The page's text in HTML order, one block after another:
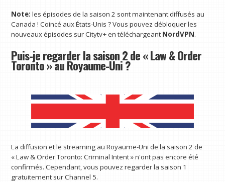
Note: les épisodes de la saison 2 sont maintenant diffusés au
Canada ! Coincé aux États-Unis ? Vous pouvez débloquer les
nouveaux épisodes sur Citytv+ en téléchargeant NordVPN.
Puis-je regarder la saison 2 de « Law & Order
Toronto » au Royaume-Uni ?
La diffusion et le streaming au Royaume-Uni de la saison 2 de
« Law & Order Toronto: Criminal Intent » n'ont pas encore été
confirmés. Cependant, vous pouvez regarder la saison 1
gratuitement sur Channel 5.